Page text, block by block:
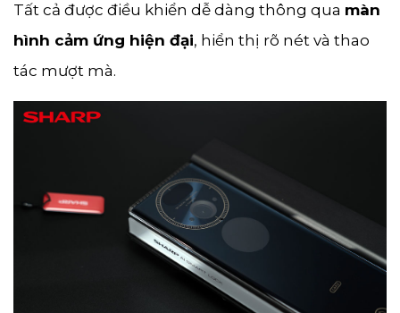
Tất cả được điều khiển dễ dàng thông qua màn
hình cảm ứng hiện đại, hiển thị rõ nét và thao
tác mượt mà.